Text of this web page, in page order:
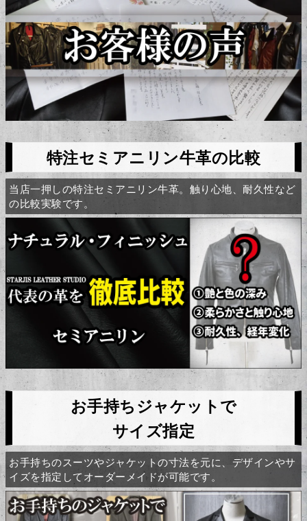
特注セミアニリン牛革の比較
当店一押しの特注セミアニリン牛革。触り心地、耐久性など
の比較実験です。
お手持ちジャケットで
サイズ指定
お手持ちのスーツやジャケットの寸法を元に、デザインやサ
イズを指定してオーダーメイドが可能です。